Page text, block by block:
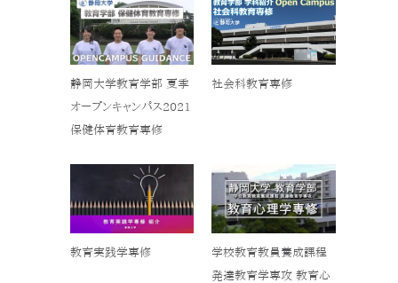
静岡大学教育学部 夏季
オープンキャンパス2021
保健体育教育専修
社会科教育専修
教育実践学専修
学校教育教員養成課程
発達教育学専攻 教育心